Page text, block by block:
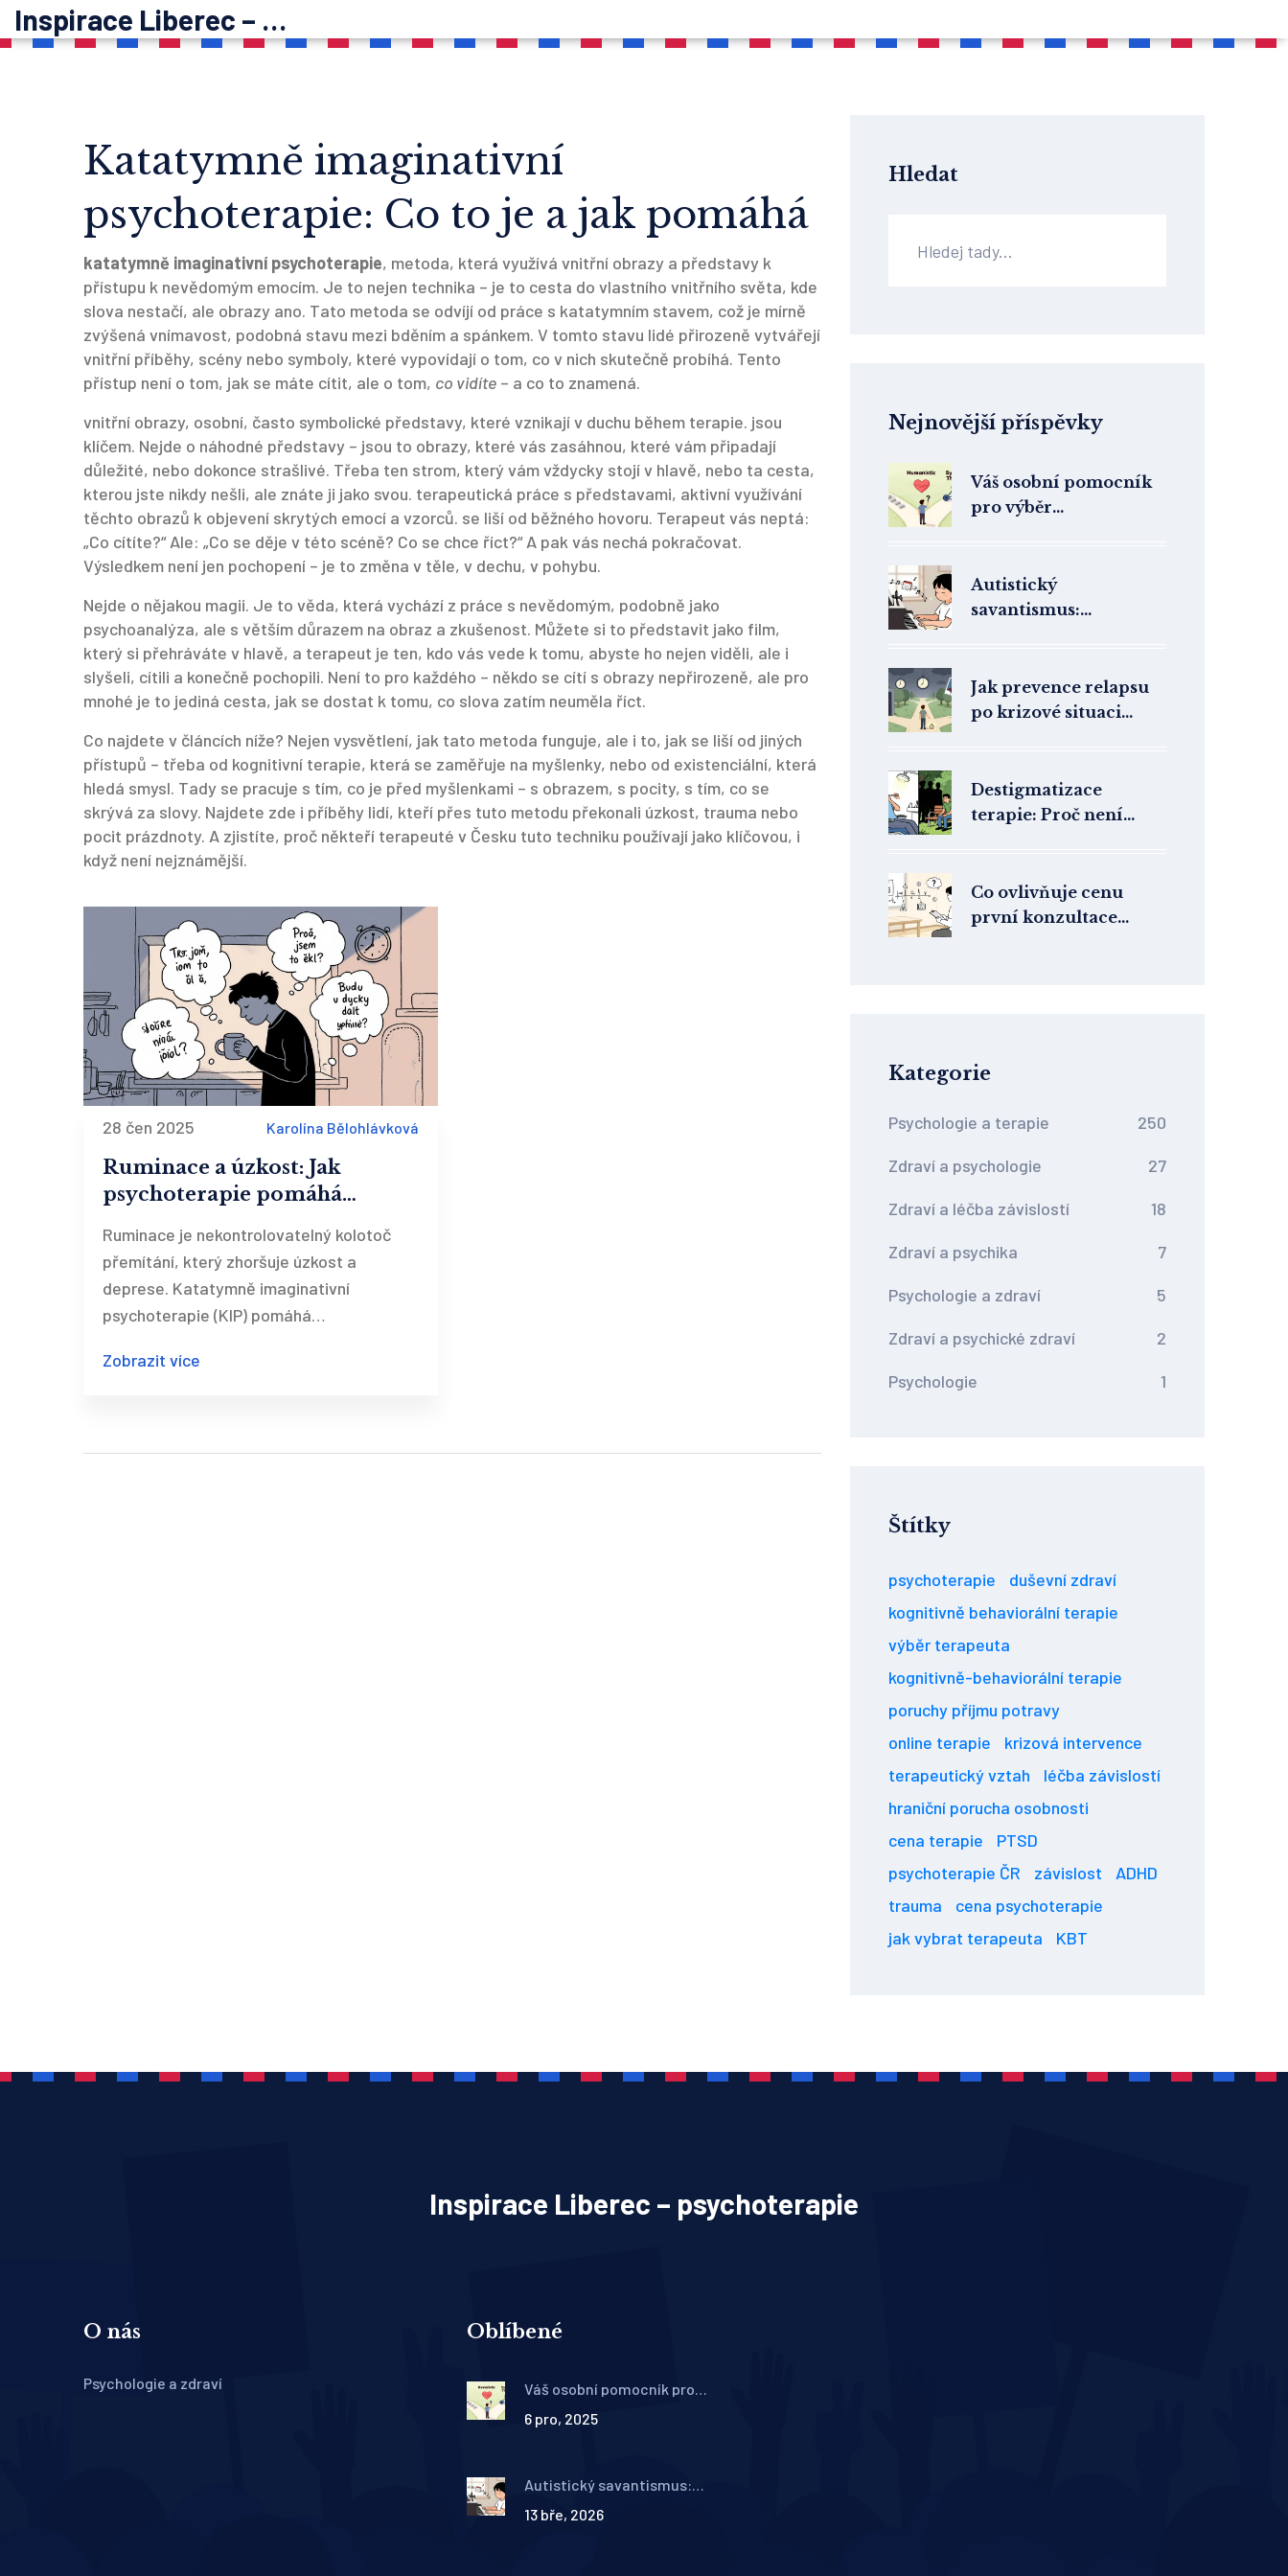
Inspirace Liberec – psychoterapie
Katatymně imaginativní
psychoterapie: Co to je a jak pomáhá
katatymně imaginativní psychoterapie, metoda, která využívá vnitřní obrazy a představy k
přístupu k nevědomým emocím. Je to nejen technika – je to cesta do vlastního vnitřního světa, kde
slova nestačí, ale obrazy ano. Tato metoda se odvíjí od práce s katatymním stavem, což je mírně
zvýšená vnímavost, podobná stavu mezi bděním a spánkem. V tomto stavu lidé přirozeně vytvářejí
vnitřní příběhy, scény nebo symboly, které vypovídají o tom, co v nich skutečně probíhá. Tento
přístup není o tom, jak se máte cítit, ale o tom, co vidíte – a co to znamená.
vnitřní obrazy, osobní, často symbolické představy, které vznikají v duchu během terapie. jsou
klíčem. Nejde o náhodné představy – jsou to obrazy, které vás zasáhnou, které vám připadají
důležité, nebo dokonce strašlivé. Třeba ten strom, který vám vždycky stojí v hlavě, nebo ta cesta,
kterou jste nikdy nešli, ale znáte ji jako svou. terapeutická práce s představami, aktivní využívání
těchto obrazů k objevení skrytých emocí a vzorců. se liší od běžného hovoru. Terapeut vás neptá:
„Co cítíte?“ Ale: „Co se děje v této scéně? Co se chce říct?“ A pak vás nechá pokračovat.
Výsledkem není jen pochopení – je to změna v těle, v dechu, v pohybu.
Nejde o nějakou magii. Je to věda, která vychází z práce s nevědomým, podobně jako
psychoanalýza, ale s větším důrazem na obraz a zkušenost. Můžete si to představit jako film,
který si přehráváte v hlavě, a terapeut je ten, kdo vás vede k tomu, abyste ho nejen viděli, ale i
slyšeli, cítili a konečně pochopili. Není to pro každého – někdo se cítí s obrazy nepřirozeně, ale pro
mnohé je to jediná cesta, jak se dostat k tomu, co slova zatím neuměla říct.
Co najdete v článcích níže? Nejen vysvětlení, jak tato metoda funguje, ale i to, jak se liší od jiných
přístupů – třeba od kognitivní terapie, která se zaměřuje na myšlenky, nebo od existenciální, která
hledá smysl. Tady se pracuje s tím, co je před myšlenkami – s obrazem, s pocity, s tím, co se
skrývá za slovy. Najdete zde i příběhy lidí, kteří přes tuto metodu překonali úzkost, trauma nebo
pocit prázdnoty. A zjistíte, proč někteří terapeuté v Česku tuto techniku používají jako klíčovou, i
když není nejznámější.
28 čen 2025 Karolína Bělohlávková
Ruminace a úzkost: Jak
psychoterapie pomáhá
Ruminace je nekontrolovatelný kolotoč
přemítání, který zhoršuje úzkost a
deprese. Katatymně imaginativní
psychoterapie (KIP) pomáhá
prostřednictvím vedené imaginace, což je
Zobrazit více
Hledat
Nejnovější příspěvky
Váš osobní pomocník
pro výběr
Autistický
savantismus:
Jak prevence relapsu
po krizové situaci
zvládání spouštěčů
Destigmatizace
terapie: Proč není
překonat strach
Co ovlivňuje cenu
první konzultace
Kategorie
Psychologie a terapie 250
Zdraví a psychologie 27
Zdraví a léčba závislostí 18
Zdraví a psychika 7
Psychologie a zdraví 5
Zdraví a psychické zdraví 2
Psychologie 1
Štítky
psychoterapie
duševní zdraví
kognitivně behaviorální terapie
výběr terapeuta
kognitivně-behaviorální terapie
poruchy příjmu potravy
online terapie
krizová intervence
terapeutický vztah
léčba závislostí
hraniční porucha osobnosti
cena terapie
PTSD
psychoterapie ČR
závislost
ADHD
trauma
cena psychoterapie
jak vybrat terapeuta
KBT
Inspirace Liberec – psychoterapie
O nás
Psychologie a zdraví
Oblíbené
Váš osobní pomocník pro
a odborníka
6 pro, 2025
Autistický savantismus:
je podporovat
13 bře, 2026